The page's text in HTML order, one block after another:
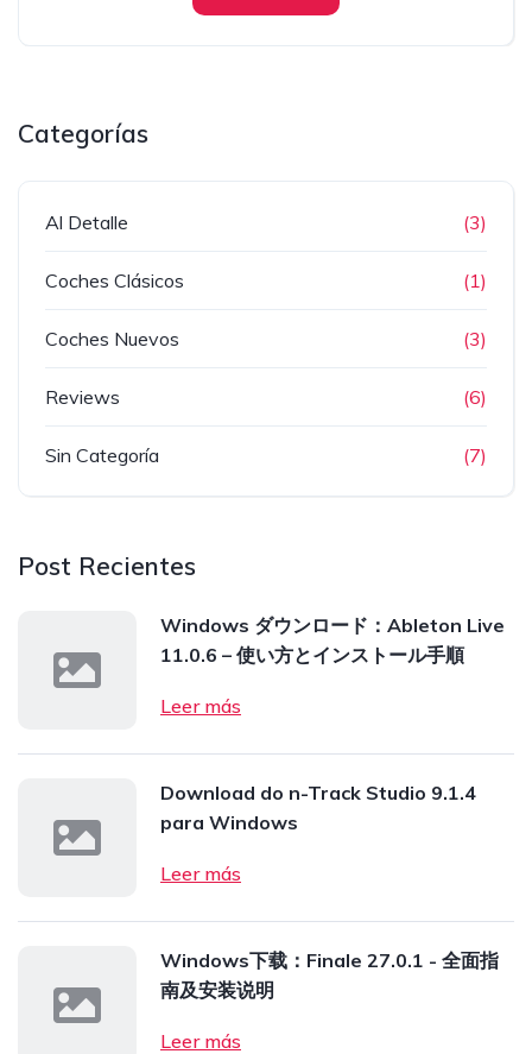
Categorías
Al Detalle (3)
Coches Clásicos (1)
Coches Nuevos (3)
Reviews (6)
Sin Categoría (7)
Post Recientes
Windows ダウンロード：Ableton Live
11.0.6 – 使い方とインストール手順
Leer más
Download do n-Track Studio 9.1.4
para Windows
Leer más
Windows下载：Finale 27.0.1 - 全面指
南及安装说明
Leer más